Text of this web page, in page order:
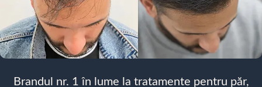
Brandul nr. 1 în lume la tratamente pentru păr,